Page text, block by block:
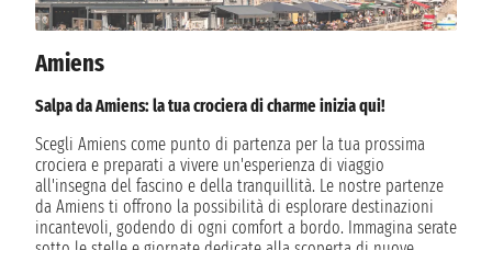
domenica 22 novembre 2026
08:00 - 17:00
lunedì 23 novembre 2026 NAVIGAZIONE
martedì 24 novembre 2026
08:00 - 22:00
BOUCHEMAINE
mercoledì 25 novembre 2026
08:00 - 22:00
TERNATE
Amiens
Salpa da Amiens: la tua crociera di charme inizia qui!
Scegli Amiens come punto di partenza per la tua prossima
crociera e preparati a vivere un'esperienza di viaggio
all'insegna del fascino e della tranquillità. Le nostre partenze
da Amiens ti offrono la possibilità di esplorare destinazioni
incantevoli, godendo di ogni comfort a bordo. Immagina serate
sotto le stelle e giornate dedicate alla scoperta di nuove